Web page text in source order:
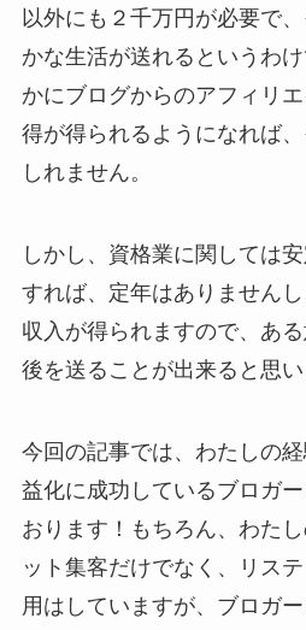
以外にも２千万円が必要で
かな生活が送れるというわ
かにブログからのアフィリ
得が得られるようになれば
しれません。
しかし、資格業に関しては
すれば、定年はありません
収入が得られますので、あ
後を送ることが出来ると思い
今回の記事では、わたしの
益化に成功しているブロガ
おります！もちろん、わた
ット集客だけでなく、リス
用はしていますが、ブロガ